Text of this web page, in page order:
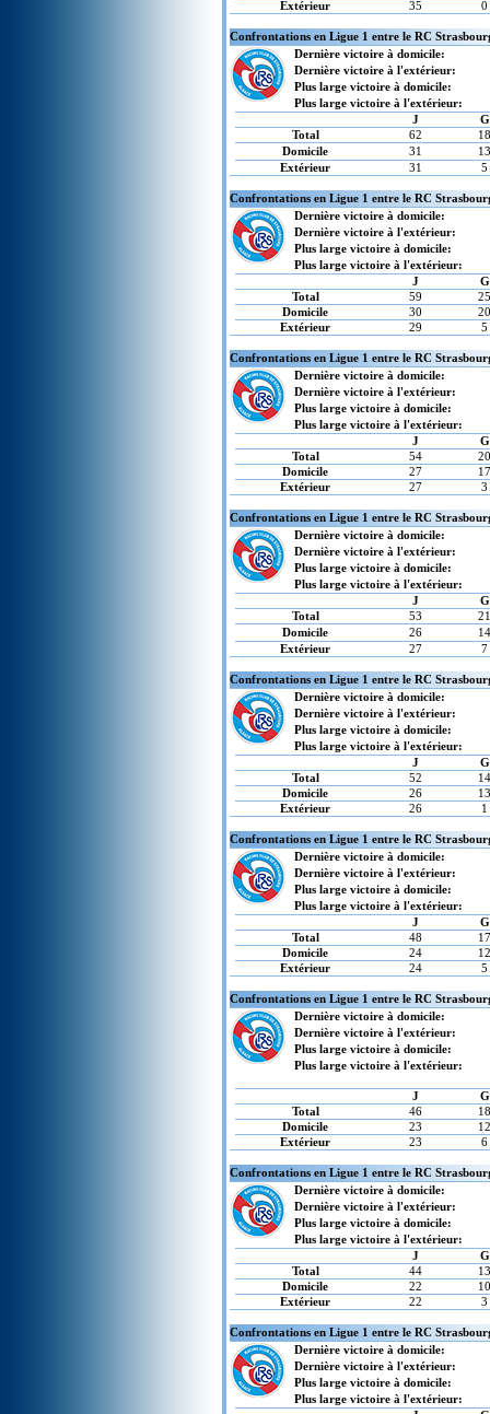
Extérieur
35 0
Confrontations en Ligue 1 entre le RC
Dernière victoire à domicile:
Dernière victoire à l'extérieur:
Plus large victoire à domicile:
Plus large victoire à l'extérieur:
J
G
Total
62
Domicile
31
Extérieur
31 5
Confrontations en Ligue 1 entre le RC
Dernière victoire à domicile:
Dernière victoire à l'extérieur:
Plus large victoire à domicile:
Plus large victoire à l'extérieur:
J
G
Total
59
Domicile
30
Extérieur
29 5
Confrontations en Ligue 1 entre le RC
Dernière victoire à domicile:
Dernière victoire à l'extérieur:
Plus large victoire à domicile:
Plus large victoire à l'extérieur:
J
G
Total
54
Domicile
27
Extérieur
27 3
Confrontations en Ligue 1 entre le RC
Dernière victoire à domicile:
Dernière victoire à l'extérieur:
Plus large victoire à domicile:
Plus large victoire à l'extérieur:
J
G
Total
53
Domicile
26
Extérieur
27 7
Confrontations en Ligue 1 entre le RC
Dernière victoire à domicile:
Dernière victoire à l'extérieur:
Plus large victoire à domicile:
Plus large victoire à l'extérieur:
J
G
Total
52
Domicile
26
Extérieur
26 1
Confrontations en Ligue 1 entre le RC
Dernière victoire à domicile:
Dernière victoire à l'extérieur:
Plus large victoire à domicile:
Plus large victoire à l'extérieur:
J
G
Total
48
Domicile
24
Extérieur
24 5
Confrontations en Ligue 1 entre le RC
Dernière victoire à domicile:
Dernière victoire à l'extérieur:
Plus large victoire à domicile:
Plus large victoire à l'extérieur:
J
G
Total
46
Domicile
23
Extérieur
23 6
Confrontations en Ligue 1 entre le RC
Dernière victoire à domicile:
Dernière victoire à l'extérieur:
Plus large victoire à domicile:
Plus large victoire à l'extérieur:
J
G
Total
44
Domicile
22
Extérieur
22 3
Confrontations en Ligue 1 entre le RC
Dernière victoire à domicile:
Dernière victoire à l'extérieur:
Plus large victoire à domicile:
Plus large victoire à l'extérieur: